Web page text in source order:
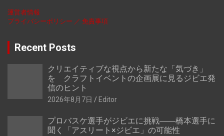
運営者情報
プライバシーポリシー ／ 免責事項
Recent Posts
クリエイティブな視点から新たな「気づき」
を クラフトイベントの企画展に見るジビエ発
信のヒント
2026年8月7日 Editor
プロバスケ選手がジビエに挑戦――橋本選手に
聞く「アスリート×ジビエ」の可能性